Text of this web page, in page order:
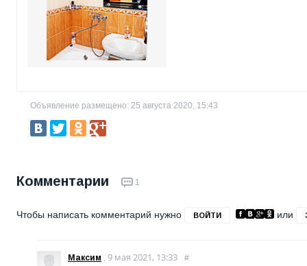
Объявление размещено: 25 августа 2020, 15:43
Комментарии 1
Чтобы написать комментарий нужно ВОЙТИ или
Максим , 9 мая 2021, 13:33 #